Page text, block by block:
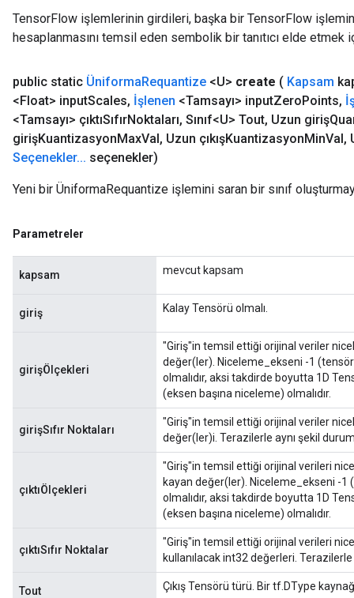
TensorFlow işlemlerinin girdileri, başka bir TensorFlow
hesaplanmasını temsil eden sembolik bir tanıtıcı elde etmek
public static ÜniformaRequantize <U> create ( Kapsam
<Float> inputScales, İşlenen <Tamsayı> inputZeroPoints,
<Tamsayı> çıktıSıfırNoktaları, Sınıf<U> Tout, Uzun
girişKuantizasyonMaxVal, Uzun çıkışKuantizasyonMinVal,
Seçenekler... seçenekler)
Yeni bir ÜniformaRequantize işlemini saran bir sınıf
Parametreler
kapsam mevcut kapsam
giriş Kalay Tensörü olmalı.
girişÖlçekleri
"Giriş"in temsil ettiği orijinal veriler
değer(ler). Niceleme_ekseni -1
olmalıdır, aksi takdirde boyutta 1D
(eksen başına niceleme) olmalıdır.
girişSıfır Noktaları
"Giriş"in temsil ettiği orijinal veriler
değer(ler)i. Terazilerle aynı şekil
çıktıÖlçekleri
"Giriş"in temsil ettiği orijinal verileri
kayan değer(ler). Niceleme_ekseni -1
olmalıdır, aksi takdirde boyutta 1D
(eksen başına niceleme) olmalıdır.
çıktıSıfır Noktalar
"Giriş"in temsil ettiği orijinal verileri
kullanılacak int32 değerleri.
Tout Çıkış Tensörü türü. Bir tf.DType